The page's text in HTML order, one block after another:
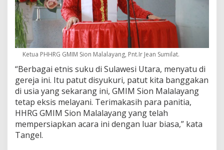
Ketua PHHRG GMIM Sion Malalayang, Pnt.Ir Jean Sumilat.
“Berbagai etnis suku di Sulawesi Utara, menyatu di
gereja ini. Itu patut disyukuri, patut kita banggakan
di usia yang sekarang ini, GMIM Sion Malalayang
tetap eksis melayani. Terimakasih para panitia,
HHRG GMIM Sion Malalayang yang telah
mempersiapkan acara ini dengan luar biasa,” kata
Tangel.